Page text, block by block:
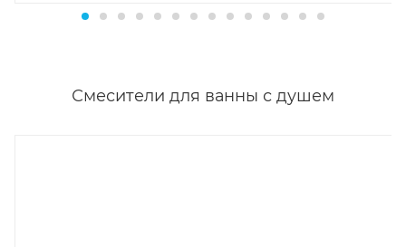
Смесители для ванны с душем